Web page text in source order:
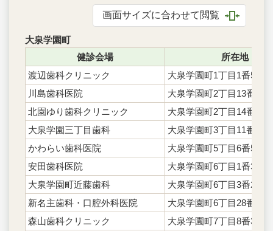
画面サイズに合わせて閲覧
大泉学園町
健診会場
所在地
渡辺歯科クリニック
大泉学園町1丁目1番5号1
川島歯科医院
大泉学園町2丁目13番1号
北園ゆり歯科クリニック
大泉学園町2丁目14番15
大泉学園三丁目歯科
大泉学園町3丁目11番17
かわらい歯科医院
大泉学園町5丁目6番5号
安田歯科医院
大泉学園町6丁目1番37号
大泉学園町近藤歯科
大泉学園町6丁目3番28号
新名主歯科・口腔外科医院
大泉学園町6丁目28番39
森山歯科クリニック
大泉学園町7丁目8番30号